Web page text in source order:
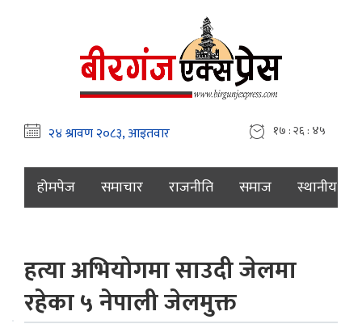
१७ : २६ : ४६
होमपेज समाचार राजनीति समाज स्थानीय
हत्या अभियोगमा साउदी जेलमा
रहेका ५ नेपाली जेलमुक्त